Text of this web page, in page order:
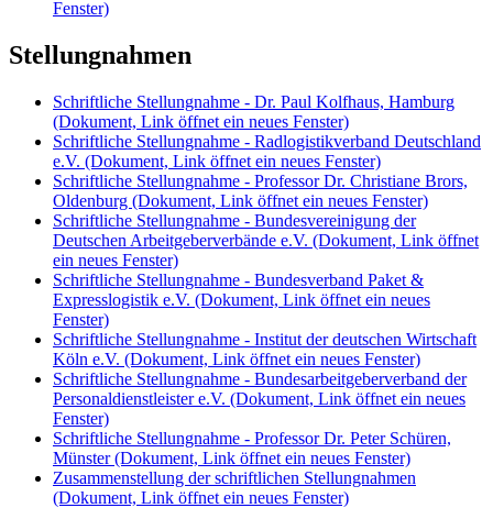
Fenster)
Stellungnahmen
Schriftliche Stellungnahme - Dr. Paul Kolfhaus, Hamburg
(Dokument, Link öffnet ein neues Fenster)
Schriftliche Stellungnahme - Radlogistikverband Deutschland
e.V. (Dokument, Link öffnet ein neues Fenster)
Schriftliche Stellungnahme - Professor Dr. Christiane Brors,
Oldenburg (Dokument, Link öffnet ein neues Fenster)
Schriftliche Stellungnahme - Bundesvereinigung der
Deutschen Arbeitgeberverbände e.V. (Dokument, Link öffnet
ein neues Fenster)
Schriftliche Stellungnahme - Bundesverband Paket &
Expresslogistik e.V. (Dokument, Link öffnet ein neues
Fenster)
Schriftliche Stellungnahme - Institut der deutschen Wirtschaft
Köln e.V. (Dokument, Link öffnet ein neues Fenster)
Schriftliche Stellungnahme - Bundesarbeitgeberverband der
Personaldienstleister e.V. (Dokument, Link öffnet ein neues
Fenster)
Schriftliche Stellungnahme - Professor Dr. Peter Schüren,
Münster(Dokument, Link öffnet ein neues Fenster)
Zusammenstellung der schriftlichen Stellungnahmen
(Dokument, Link öffnet ein neues Fenster)